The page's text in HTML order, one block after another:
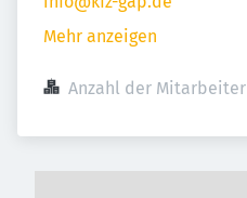
Mehr anzeigen
Anzahl der Mitarbeiter